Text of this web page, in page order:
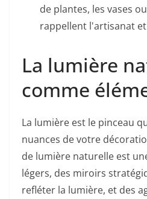
de plantes, les vases
rappellent l'artisanat
La lumière
comme
La lumière est le pinceau
nuances de votre
de lumière naturelle est
légers, des miroirs
refléter la lumière, et des